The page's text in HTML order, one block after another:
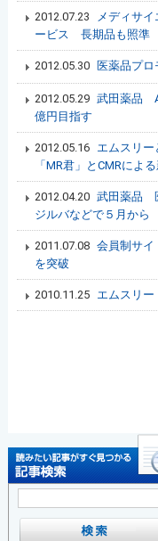
2012.07.23
メディサ
ービス 長期品も照準
2012.05.30 医薬品プ
2012.05.29 武田薬品
億円目指す
2012.05.16
エムスリ
「MR君」とCMRによ
2012.04.20 武田薬品
ジルバなどで５月から
2011.07.08 会員制サ
を突破
2010.11.25 エムスリ